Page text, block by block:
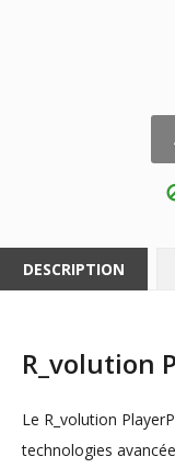
DESCRIPTION
R_volution
Le R_volution
technologies